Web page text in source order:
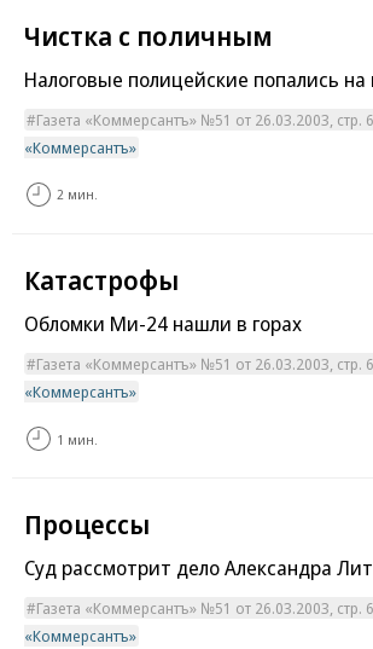
Чистка с поличным
Налоговые полицейские попались на
Газета «Коммерсантъ» №51 от 26.03.2003, стр. 6
«Коммерсантъ»
2 мин.
Катастрофы
Обломки Ми-24 нашли в горах
Газета «Коммерсантъ» №51 от 26.03.2003, стр. 6
«Коммерсантъ»
1 мин.
Процессы
Суд рассмотрит дело Александра
Газета «Коммерсантъ» №51 от 26.03.2003, стр. 6
«Коммерсантъ»